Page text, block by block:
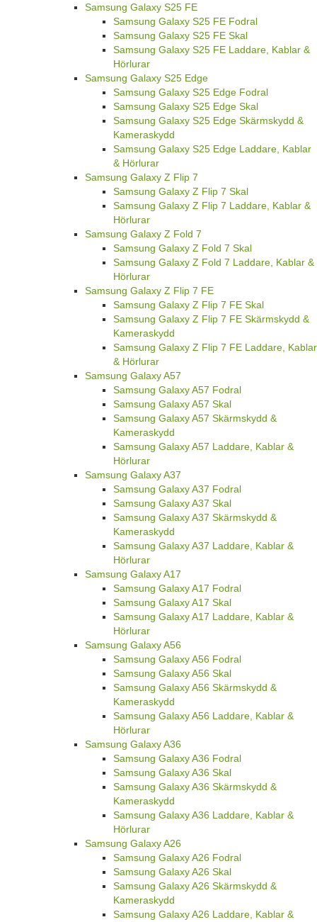
Samsung Galaxy S25 FE
Samsung Galaxy S25 FE Fodral
Samsung Galaxy S25 FE Skal
Samsung Galaxy S25 FE Laddare, Kablar &
Hörlurar
Samsung Galaxy S25 Edge
Samsung Galaxy S25 Edge Fodral
Samsung Galaxy S25 Edge Skal
Samsung Galaxy S25 Edge Skärmskydd &
Kameraskydd
Samsung Galaxy S25 Edge Laddare, Kablar
& Hörlurar
Samsung Galaxy Z Flip 7
Samsung Galaxy Z Flip 7 Skal
Samsung Galaxy Z Flip 7 Laddare, Kablar &
Hörlurar
Samsung Galaxy Z Fold 7
Samsung Galaxy Z Fold 7 Skal
Samsung Galaxy Z Fold 7 Laddare, Kablar &
Hörlurar
Samsung Galaxy Z Flip 7 FE
Samsung Galaxy Z Flip 7 FE Skal
Samsung Galaxy Z Flip 7 FE Skärmskydd &
Kameraskydd
Samsung Galaxy Z Flip 7 FE Laddare, Kablar
& Hörlurar
Samsung Galaxy A57
Samsung Galaxy A57 Fodral
Samsung Galaxy A57 Skal
Samsung Galaxy A57 Skärmskydd &
Kameraskydd
Samsung Galaxy A57 Laddare, Kablar &
Hörlurar
Samsung Galaxy A37
Samsung Galaxy A37 Fodral
Samsung Galaxy A37 Skal
Samsung Galaxy A37 Skärmskydd &
Kameraskydd
Samsung Galaxy A37 Laddare, Kablar &
Hörlurar
Samsung Galaxy A17
Samsung Galaxy A17 Fodral
Samsung Galaxy A17 Skal
Samsung Galaxy A17 Laddare, Kablar &
Hörlurar
Samsung Galaxy A56
Samsung Galaxy A56 Fodral
Samsung Galaxy A56 Skal
Samsung Galaxy A56 Skärmskydd &
Kameraskydd
Samsung Galaxy A56 Laddare, Kablar &
Hörlurar
Samsung Galaxy A36
Samsung Galaxy A36 Fodral
Samsung Galaxy A36 Skal
Samsung Galaxy A36 Skärmskydd &
Kameraskydd
Samsung Galaxy A36 Laddare, Kablar &
Hörlurar
Samsung Galaxy A26
Samsung Galaxy A26 Fodral
Samsung Galaxy A26 Skal
Samsung Galaxy A26 Skärmskydd &
Kameraskydd
Samsung Galaxy A26 Laddare, Kablar &